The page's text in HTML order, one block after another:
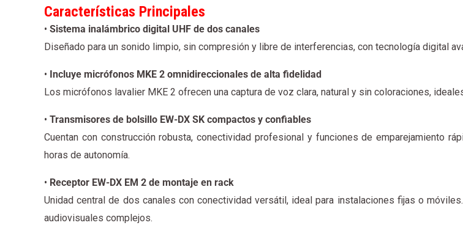
Características Principales
• Sistema inalámbrico digital UHF de dos canales
Diseñado para un sonido limpio, sin compresión y libre de interferencias, con tecnología digital
• Incluye micrófonos MKE 2 omnidireccionales de alta fidelidad
Los micrófonos lavalier MKE 2 ofrecen una captura de voz clara, natural y sin coloraciones,
• Transmisores de bolsillo EW-DX SK compactos y confiables
Cuentan con construcción robusta, conectividad profesional y funciones de emparejamiento
horas de autonomía.
• Receptor EW-DX EM 2 de montaje en rack
Unidad central de dos canales con conectividad versátil, ideal para instalaciones fijas o
audiovisuales complejos.